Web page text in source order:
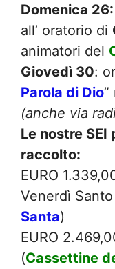
Domenica 26:
all’ oratorio di
animatori del
Giovedì 30:
Parola di Dio”
(anche via
Le nostre
raccolto:
EURO
Venerdì
Santa)
EURO
(Cassettine